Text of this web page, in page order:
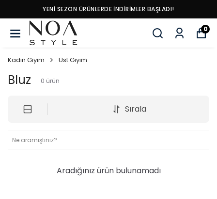
YENI SEZON ÜRÜNLERDE İNDIRIMLER BAŞLADI!
0
Kadın Giyim Üst Giyim
Bluz 0 ürün
Sırala
Aradığınız ürün bulunamadı